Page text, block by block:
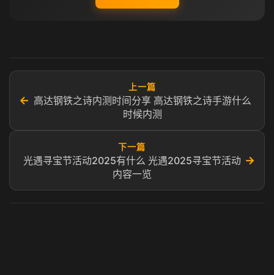
←
上一篇
高达钢铁之诗内测时间分享 高达钢铁之诗手游什么
时候内测
下一篇
光遇寻宝节活动2025有什么 光遇2025寻宝节活动
内容一览
→